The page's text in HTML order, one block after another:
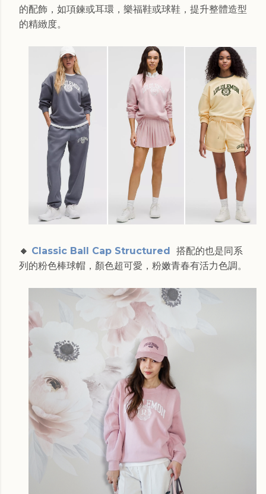
的配飾，如項鍊或耳環，樂福鞋或球鞋，提升整體造型
的精緻度。
🔸 Classic Ball Cap Structured 搭配的也是同系
列的粉色棒球帽，顏色超可愛，粉嫩青春有活力色調。